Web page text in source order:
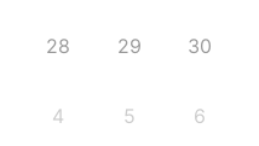
28 29 30
4 5 6